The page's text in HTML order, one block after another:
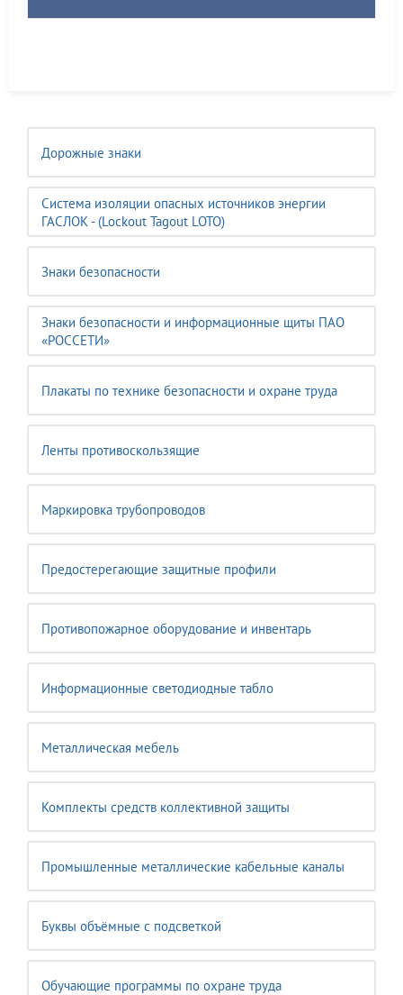
Дорожные знаки
Система изоляции опасных источников энергии
ГАСЛОК - (Lockout Tagout LOTO)
Знаки безопасности
Знаки безопасности и информационные щиты ПАО
«РОССЕТИ»
Плакаты по технике безопасности и охране труда
Ленты противоскользящие
Маркировка трубопроводов
Предостерегающие защитные профили
Противопожарное оборудование и инвентарь
Информационные светодиодные табло
Металлическая мебель
Комплекты средств коллективной защиты
Промышленные металлические кабельные каналы
Буквы объёмные с подсветкой
Обучающие программы по охране труда